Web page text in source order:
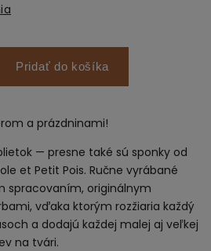
Pridať do košíka
a prázdninami!
— presne také sú sponky od
et Petit Pois. Ručne vyrábané
spracovaním, originálnym
vďaka ktorým rozžiaria každý
a dodajú každej malej aj veľkej
na tvári.